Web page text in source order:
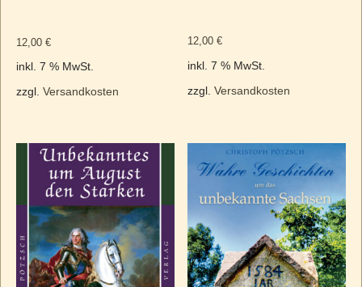
12,00 €
inkl. 7 % MwSt.
zzgl. Versandkosten
12,00€
inkl. 7 % MwSt.
zzgl.Versandkosten